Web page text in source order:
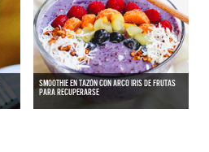
SMOOTHIE EN TAZÓN CON ARCO IRIS DE FRUTAS
PARA RECUPERARSE